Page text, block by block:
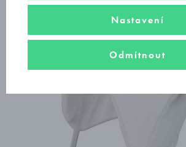
Nastavení
Odmítnout